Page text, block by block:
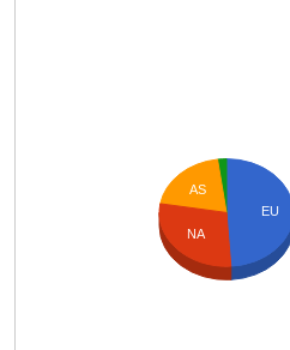
EU
AS
NA